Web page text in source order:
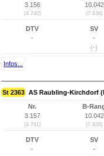
3.156
(4.740)
10.042
(7.638)
DTV
-
SV
-
(-)
Infos...
St 2363 AS Raubling-Kirchdorf
Nr.
3.157
(4.741)
B-
10.042
(7.638)
DTV
-
SV
-